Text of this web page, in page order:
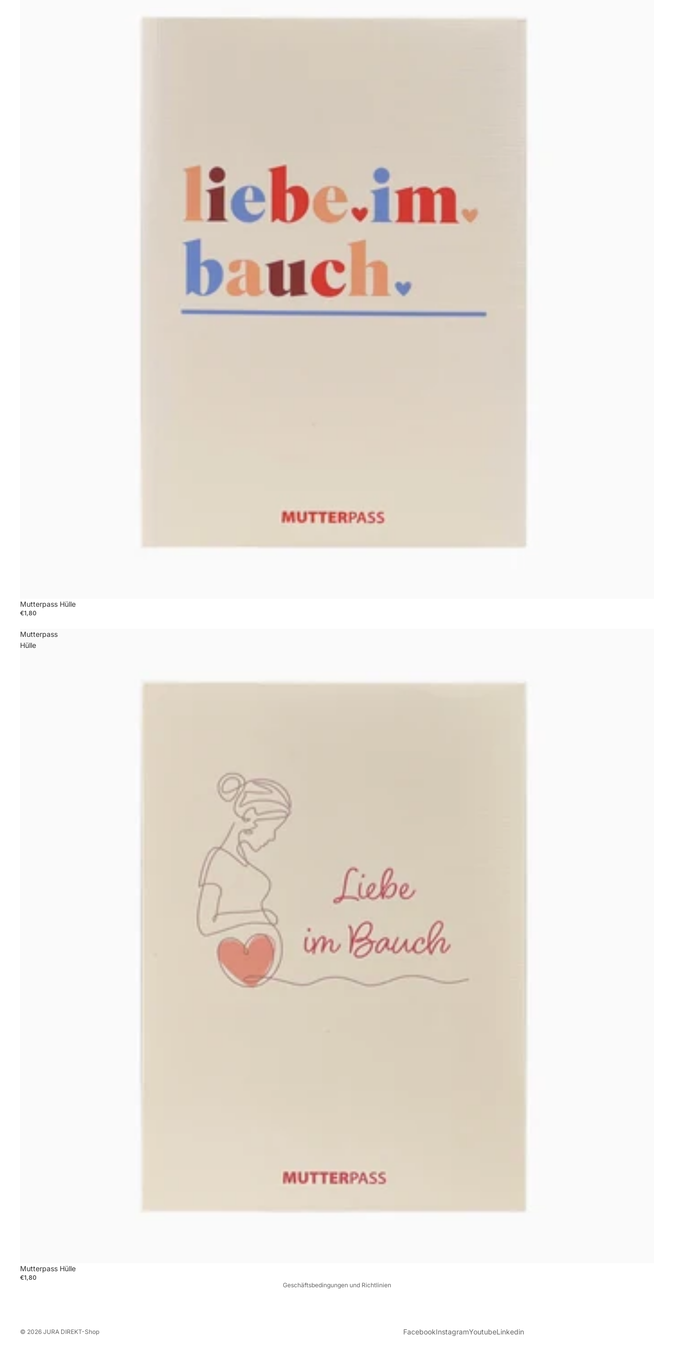
Mutterpass Hülle
€1,80
Mutterpass
Hülle
Mutterpass Hülle
€1,80
© 2026 JURA DIREKT-Shop
Geschäftsbedingungen und Richtlinien
Widerrufsrecht
FacebookInstagramYoutubeLinkedin